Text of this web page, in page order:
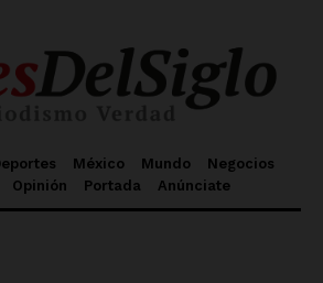
México Mundo
Negocios
Opinión Portada Anúnciate